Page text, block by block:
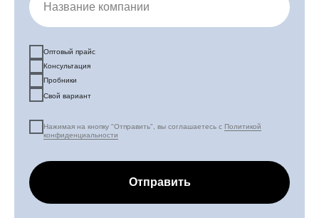
Название компании
Оптовый прайс
Консультация
Пробники
Свой вариант
Нажимая на кнопку "Отправить", вы соглашаетесь с Политикой
конфиденциальности
Отправить